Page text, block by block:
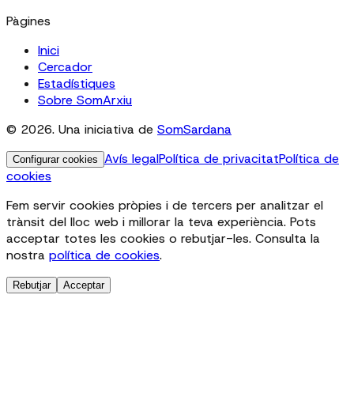
Pàgines
Inici
Cercador
Estadístiques
Sobre SomArxiu
© 2026. Una iniciativa de SomSardana
Configurar cookies Avís legalPolítica de privacitatPolítica de
cookies
Fem servir cookies pròpies i de tercers per analitzar el
trànsit del lloc web i millorar la teva experiència. Pots
acceptar totes les cookies o rebutjar-les. Consulta la
nostra política de cookies.
Rebutjar Acceptar